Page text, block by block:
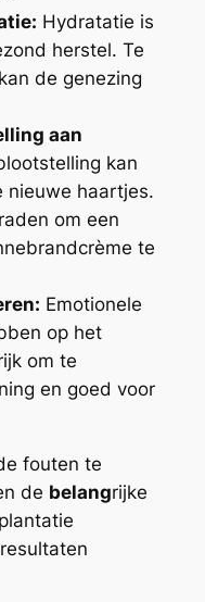
Hydratatie is
herstel. Te
de genezing
aan
kan
nieuwe haartjes.
om een
te
Emotionele
op het
om te
en goed voor
fouten te
de belangrijke